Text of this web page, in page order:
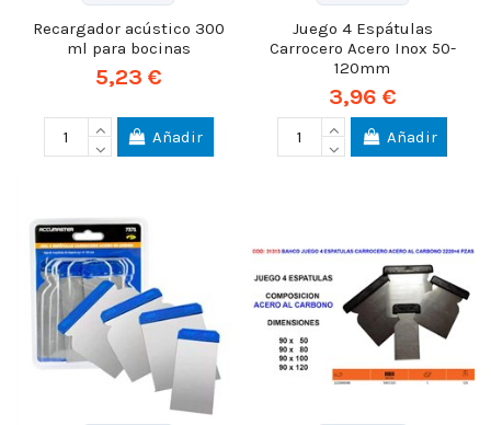
Recargador acústico 300
ml para bocinas
5,23 €
Añadir
Juego 4 Espátulas
Carrocero Acero Inox 50-
120mm
3,96 €
Añadir